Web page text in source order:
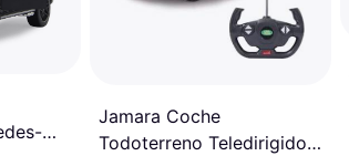
Jamara Coche
Todoterreno Teledirigido